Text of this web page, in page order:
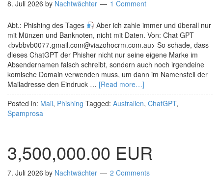
8. Juli 2026 by Nachtwächter 1 Comment
Abt.: Phishing des Tages
Aber ich zahle immer und überall nur
mit Münzen und Banknoten, nicht mit Daten. Von: Chat GPT
<bvbbvb0077.gmail.com@viazohocrm.com.au> So schade, dass
dieses ChatGPT der Phisher nicht nur seine eigene Marke im
Absendernamen falsch schreibt, sondern auch noch irgendeine
komische Domain verwenden muss, um dann im Namensteil der
Mailadresse den Eindruck … [Read more…]
Posted in: Mail, Phishing Tagged: Australien, ChatGPT,
Spamprosa
3,500,000.00 EUR
7. Juli 2026 by Nachtwächter 2 Comments